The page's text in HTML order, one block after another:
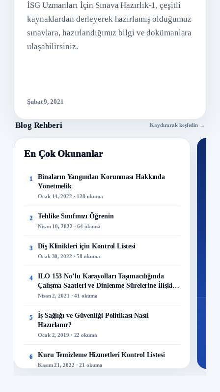
İSG Uzmanları İçin Sınava Hazırlık-1, çeşitli
kaynaklardan derleyerek hazırlamış olduğumuz
sınavlara, hazırlandığımız bilgi ve dokümanlara
ulaşabilirsiniz.
Şubat 9, 2021
Blog Rehberi Kaydırarak keşfedin →
En Çok Okunanlar
1
Binaların Yangından Korunması Hakkında
Yönetmelik
Ocak 14, 2022 · 128 okuma
2 Tehlike Sınıfınızı Öğrenin
Nisan 10, 2022 · 64 okuma
3 Diş Klinikleri için Kontrol Listesi
Ocak 30, 2022 · 58 okuma
4
ILO 153 No’lu Karayolları Taşımacılığında
Çalışma Saatleri ve Dinlenme Sürelerine İlişkin
Sözleşme
Nisan 2, 2021 · 41 okuma
5
İş Sağlığı ve Güvenliği Politikası Nasıl
Hazırlanır?
Ocak 2, 2019 · 22 okuma
6 Kuru Temizleme Hizmetleri Kontrol Listesi
Kasım 21, 2022 · 21 okuma